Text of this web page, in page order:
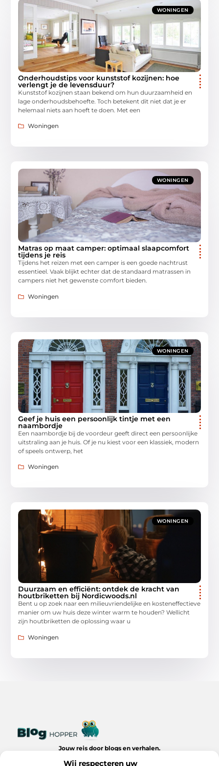
Wij respecteren uw
WONINGEN
Onderhoudstips voor kunststof kozijnen: hoe
verlengt je de levensduur?
Kunststof kozijnen staan bekend om hun duurzaamheid en
lage onderhoudsbehoefte. Toch betekent dit niet dat je er
helemaal niets aan hoeft te doen. Met een
Woningen
WONINGEN
Matras op maat camper: optimaal slaapcomfort
tijdens je reis
Tijdens het reizen met een camper is een goede nachtrust
essentieel. Vaak blijkt echter dat de standaard matrassen in
campers niet het gewenste comfort bieden.
Woningen
WONINGEN
Geef je huis een persoonlijk tintje met een
naambordje
Een naambordje bij de voordeur geeft direct een persoonlijke
uitstraling aan je huis. Of je nu kiest voor een klassiek, modern
of speels ontwerp, het
Woningen
WONINGEN
Duurzaam en efficiënt: ontdek de kracht van
houtbriketten bij Nordicwoods.nl
Bent u op zoek naar een milieuvriendelijke en kosteneffectieve
manier om uw huis deze winter warm te houden? Wellicht
zijn houtbriketten de oplossing waar u
Woningen
Jouw reis door blogs en verhalen.